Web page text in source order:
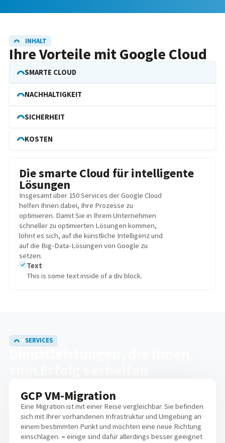
INHALT
Ihre Vorteile mit Google Cloud
SMARTE CLOUD
NACHHALTIGKEIT
SICHERHEIT
KOSTEN
Die smarte Cloud für intelligente
Lösungen
Insgesamt über 150 Services der Google Cloud
helfen Ihnen dabei, Ihre Prozesse zu
optimieren. Damit Sie in Ihrem Unternehmen
schneller zu optimierten Lösungen kommen,
lohnt es sich, auf die künstliche Intelligenz und
auf die Big-Data-Lösungen von Google zu
setzen.
Text
This is some text inside of a div block.
SERVICES
GCP VM-Migration
Eine Migration ist mit einer Reise vergleichbar. Sie befinden
sich mit Ihrer vorhandenen Infrastruktur und Umgebung an
einem bestimmten Punkt und möchten eine neue Richtung
einschlagen. – einige sind dafür allerdings besser geeignet